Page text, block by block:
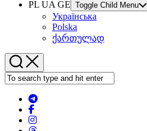
PL UA GE Toggle Child Menu
Українська
Polska
ქართულად